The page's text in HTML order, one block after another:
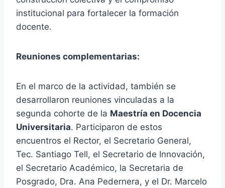
institucional para fortalecer la formación
docente.
Reuniones complementarias:
En el marco de la actividad, también se
desarrollaron reuniones vinculadas a la
segunda cohorte de la Maestría en Docencia
Universitaria. Participaron de estos
encuentros el Rector, el Secretario General,
Tec. Santiago Tell, el Secretario de Innovación,
el Secretario Académico, la Secretaria de
Posgrado, Dra. Ana Pedernera, y el Dr. Marcelo